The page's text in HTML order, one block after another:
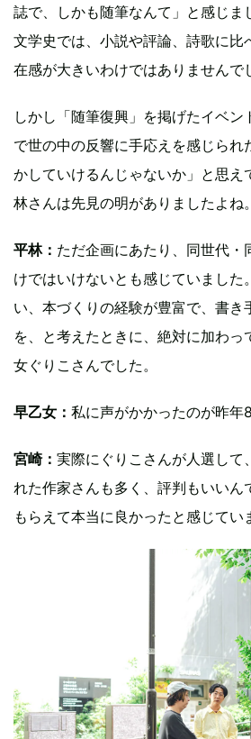
誌で、しかも随筆なんて」と感じま
文学史では、小説や評論、詩歌に比
在感が大きいわけではありませんで
しかし「随筆復興」を掲げたイベ
で世の中の反響に手応えを感じられ
かしていけるんじゃないか」と思え
林さんは先見の明がありましたよね。
平林： ただ企画にあたり、同世代・
けではいけないとも感じていました
い、本づくりの経験が豊富で、書き
を、と考えたときに、絶対に加わっ
女ぐりこさんでした。
早乙女： 私に声がかかったのが昨年
宮崎： 実際にぐりこさんが人選して
れた作家さんも多く、評判もいいん
もらえて本当に良かったと感じてい